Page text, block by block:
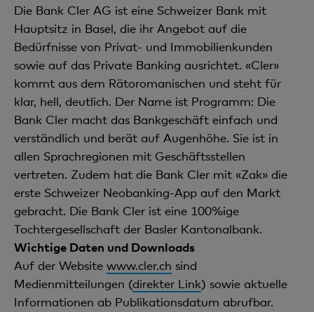
Die Bank Cler AG ist eine Schweizer Bank mit
Hauptsitz in Basel, die ihr Angebot auf die
Bedürfnisse von Privat- und Immobilienkunden
sowie auf das Private Banking ausrichtet. «Cler»
kommt aus dem Rätoromanischen und steht für
klar, hell, deutlich. Der Name ist Programm: Die
Bank Cler macht das Bankgeschäft einfach und
verständlich und berät auf Augenhöhe. Sie ist in
allen Sprachregionen mit Geschäftsstellen
vertreten. Zudem hat die Bank Cler mit «Zak» die
erste Schweizer Neobanking-App auf den Markt
gebracht. Die Bank Cler ist eine 100%ige
Tochtergesellschaft der Basler Kantonalbank.
Wichtige Daten und Downloads
Auf der Website www.cler.ch sind
Medienmitteilungen (direkter Link) sowie aktuelle
Informationen ab Publikationsdatum abrufbar.